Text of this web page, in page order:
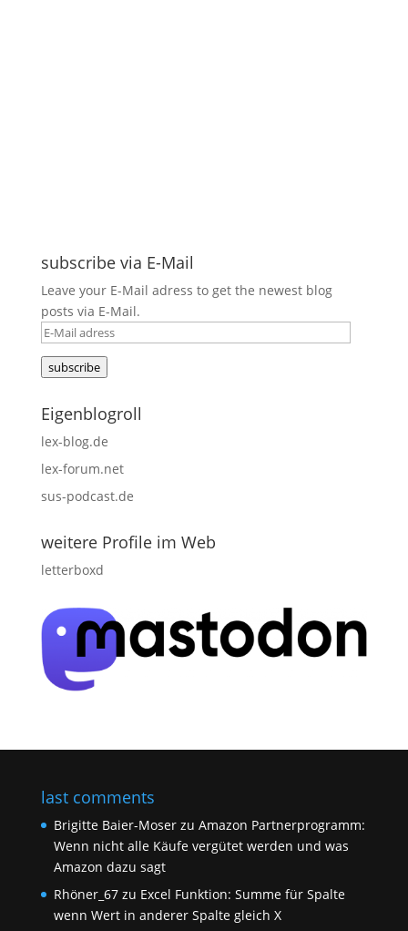
subscribe via E-Mail
Leave your E-Mail adress to get the newest blog
posts via E-Mail.
E-
Mail
adress
subscribe
Eigenblogroll
lex-blog.de
lex-forum.net
sus-podcast.de
weitere Profile im Web
letterboxd
last comments
Brigitte Baier-Moserzu Amazon Partnerprogramm:
Wenn nicht alle Käufe vergütet werden und was
Amazon dazu sagt
Rhöner_67zu Excel Funktion: Summe für Spalte
wenn Wert in anderer Spalte gleich X